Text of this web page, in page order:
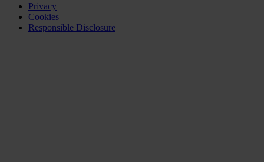
Privacy
Cookies
Responsible Disclosure